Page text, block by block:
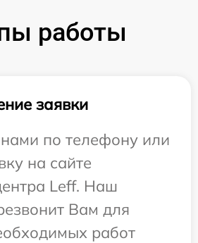
работы
заявки
по телефону или
на сайте
Leff. Наш
Вам для
работ